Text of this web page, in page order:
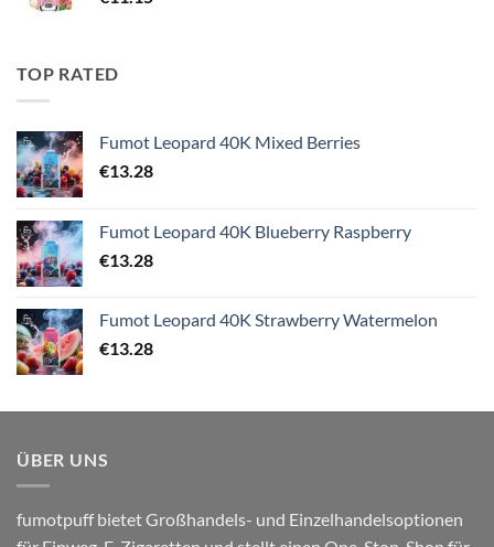
TOP RATED
Fumot Leopard 40K Mixed Berries
€13.28
Fumot Leopard 40K Blueberry Raspberry
€13.28
Fumot Leopard 40K Strawberry Watermelon
€13.28
ÜBER UNS
fumotpuff bietet Großhandels- und Einzelhandelsoptionen